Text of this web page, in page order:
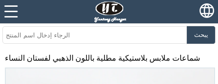
يبحث
شماعات ملابس بلاستيكية مطلية باللون الذهبي لفستان النساء